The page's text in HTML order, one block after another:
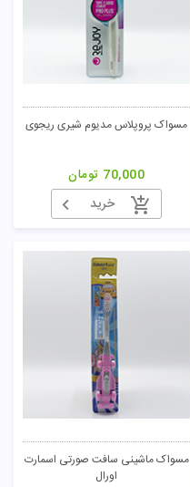
مسواک پروپلاس مدیوم شیری ریجوی
70,000 تومان
خرید
مسواک ماشینی سافت صورتی اسمارت
اورال